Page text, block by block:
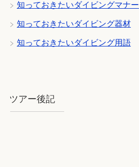
知っておきたいダイビングマナー
知っておきたいダイビング器材
知っておきたいダイビング用語
ツアー後記